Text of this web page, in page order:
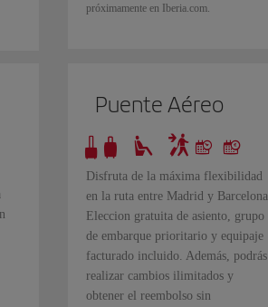
próximamente en Iberia.com.
Puente Aéreo
Disfruta de la máxima flexibilidad
en la ruta entre Madrid y Barcelona,
Eleccion gratuita de asiento, grupo
de embarque prioritario y equipaje
facturado incluido. Además, podrás
realizar cambios ilimitados y
obtener el reembolso sin